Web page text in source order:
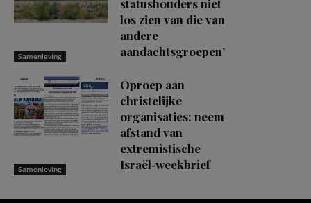
Samenleving
statushouders niet
los zien van die van
andere
aandachtsgroepen’
Samenleving
Oproep aan
christelijke
organisaties: neem
afstand van
extremistische
Israël‑weekbrief